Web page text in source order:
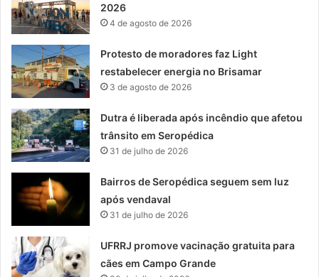
2026
4 de agosto de 2026
Protesto de moradores faz Light
restabelecer energia no Brisamar
3 de agosto de 2026
Dutra é liberada após incêndio que afetou
trânsito em Seropédica
31 de julho de 2026
Bairros de Seropédica seguem sem luz
após vendaval
31 de julho de 2026
UFRRJ promove vacinação gratuita para
cães em Campo Grande